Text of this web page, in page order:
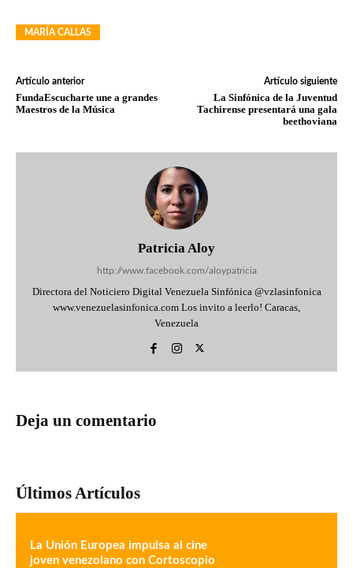
MARÍA CALLAS
Artículo anterior
FundaEscucharte une a grandes
Maestros de la Música
Artículo siguiente
La Sinfónica de la Juventud
Tachirense presentará una gala
beethoviana
Patricia Aloy
http://www.facebook.com/aloypatricia
Directora del Noticiero Digital Venezuela Sinfónica @vzlasinfonica
www.venezuelasinfonica.com Los invito a leerlo! Caracas,
Venezuela
Deja un comentario
Últimos Artículos
La Unión Europea impulsa al cine
joven venezolano con Cortoscopio